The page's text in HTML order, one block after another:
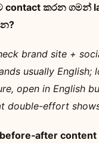
contact කරන ගමන්
brand site +
usually English;
open in English
double-effort